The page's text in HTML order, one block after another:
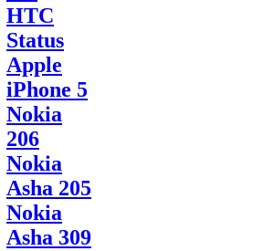
HTC
Status
Apple
iPhone 5
Nokia
206
Nokia
Asha 205
Nokia
Asha 309